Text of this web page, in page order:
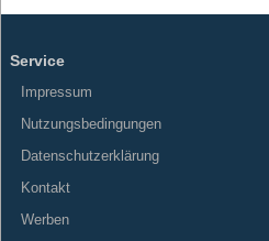
Service
Impressum
Nutzungsbedingungen
Datenschutzerklärung
Kontakt
Werben